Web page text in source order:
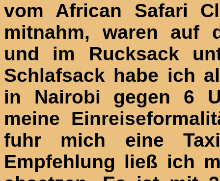
vom African Safari
mitnahm, waren auf
und im Rucksack
Schlafsack habe ich
in Nairobi
gegen 6
meine
fuhr mich eine
Empfehlung ließ ich